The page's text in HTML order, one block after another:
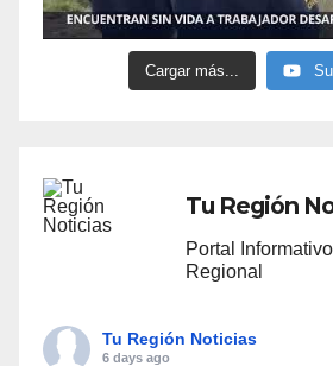
Cargar más...
Tu Región
Portal
Regional
Tu Región Noticias
6 days ago